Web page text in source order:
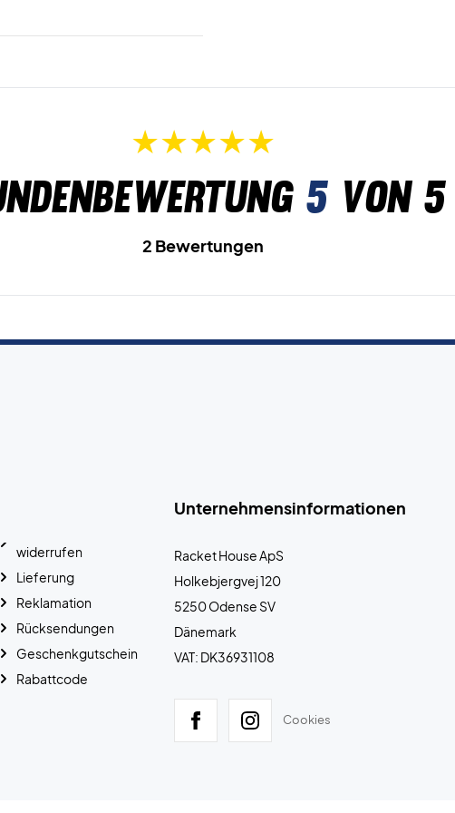
5von 5
2 Bewertungen
Unternehmensinformationen
Racket House ApS
Holkebjergvej 120
5250 Odense SV
Dänemark
VAT: DK36931108
Cookies
widerrufen
Lieferung
Reklamation
Rücksendungen
Geschenkgutschein
Rabattcode